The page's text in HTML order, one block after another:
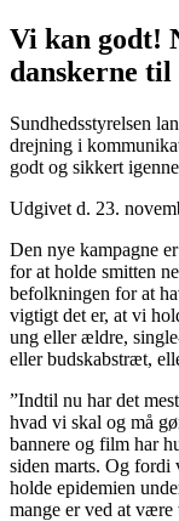
Vi kan godt!
danskerne til
Sundhedsstyrelsen
drejning i
godt og sikkert
Udgivet d. 23.
Den nye kampagne
for at holde smitten
befolkningen for at
vigtigt det er, at vi
ung eller ældre,
eller budskabstræt,
”Indtil nu har det
hvad vi skal og må
bannere og film har
siden marts. Og fordi
holde epidemien
mange er ved at